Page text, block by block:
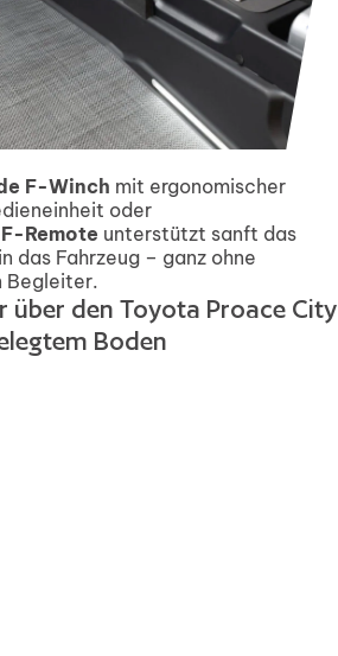
F-Winch mit ergonomischer
oder
Remote unterstützt sanft das
das Fahrzeug – ganz ohne
Begleiter.
über den Toyota Proace City
Boden